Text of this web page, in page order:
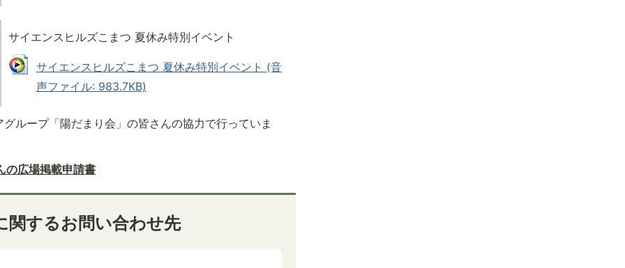
サイエンスヒルズこまつ 夏休み特別イベント
サイエンスヒルズこまつ 夏休み特別イベント (音
声ファイル: 983.7KB)
ループ「陽だまり会」の皆さんの協力で行っていま
の広場掲載申請書
関するお問い合わせ先